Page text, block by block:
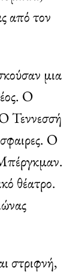
από τον
μια
Ο
Τεννεσσή
Ο
θέατρο.
στριφνή,